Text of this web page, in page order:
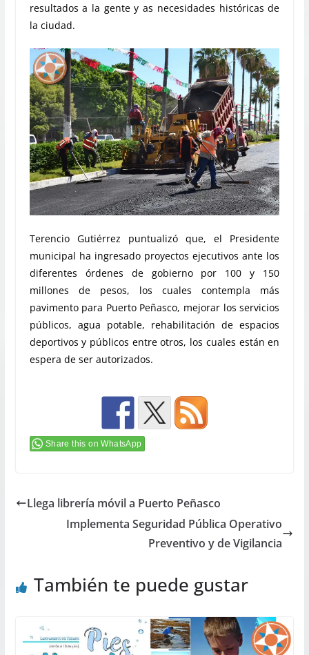
resultados a la gente y as necesidades históricas de
la ciudad.
Terencio Gutiérrez puntualizó que, el Presidente
municipal ha ingresado proyectos ejecutivos ante los
diferentes órdenes de gobierno por 100 y 150
millones de pesos, los cuales contempla más
pavimento para Puerto Peñasco, mejorar los servicios
públicos, agua potable, rehabilitación de espacios
deportivos y públicos entre otros, los cuales están en
espera de ser autorizados.
Share this on WhatsApp
Llega librería móvil a Puerto Peñasco
Implementa Seguridad Pública Operativo
Preventivo y de Vigilancia
También te puede gustar